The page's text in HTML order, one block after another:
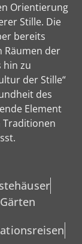
Orientierung
Stille. Die
bereits
Räumen der
hin zu
der Stille“
des
Element
Traditionen